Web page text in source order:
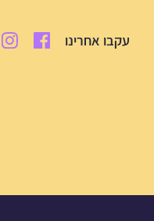
עקבו אחרינו